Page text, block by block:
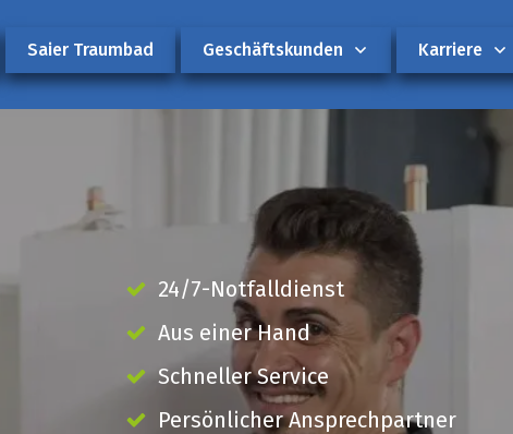
Saier Traumbad Geschäftskunden Karriere
24/7-Notfalldienst
Aus einer Hand
Schneller Service
Persönlicher Ansprechpartner